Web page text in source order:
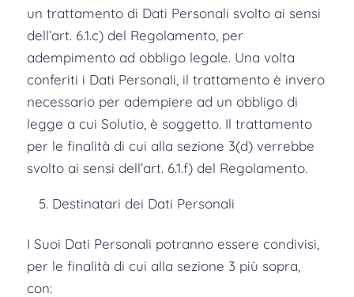
un trattamento di Dati Personali svolto ai sensi
dell’art. 6.1.c) del Regolamento, per
adempimento ad obbligo legale. Una volta
conferiti i Dati Personali, il trattamento è invero
necessario per adempiere ad un obbligo di
legge a cui Solutio, è soggetto. Il trattamento
per le finalità di cui alla sezione 3(d) verrebbe
svolto ai sensi dell’art. 6.1.f) del Regolamento.
Destinatari dei Dati Personali
I Suoi Dati Personali potranno essere condivisi,
per le finalità di cui alla sezione 3 più sopra,
con: